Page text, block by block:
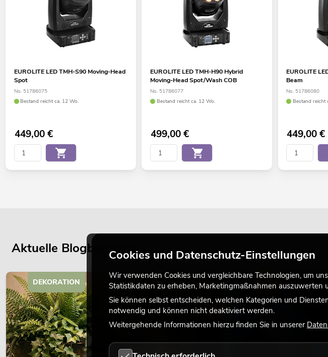
EUROLITE LED TMH-S90 Moving-Head
Spot
No. 51786075
Bestand reicht ca. 12 Wo.
449,00€
EUROLITE LED TMH-H90 Hybrid
Moving-Head Spot/Wash COB
No. 51786077
Bestand reicht ca. 12 Wo.
499,00€
EUROLITE
Beam
No. 51786080
Bestand reicht
449,00€
Aktuelle Blogbeiträge
DEKORATION LICHT
Cookies und Datenschutz-Einstellungen
Wir verwenden Cookies und vergleichbare Technologien, um
Statistikdaten zu erheben, Marketingmaßnahmen
Sie können selbst entscheiden, welchen Kategorien und
notwendig und können nicht deaktiviert werden.
Weitergehende Informationen hierzu finden Sie in unserer